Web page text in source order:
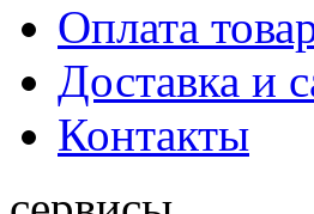
Оплата
Доставка и
Контакты